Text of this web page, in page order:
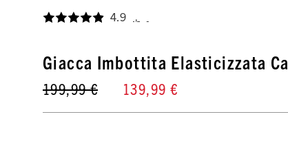
4.9
Giacca Imbottita Elasticizzata
199,99 € 139,99 €